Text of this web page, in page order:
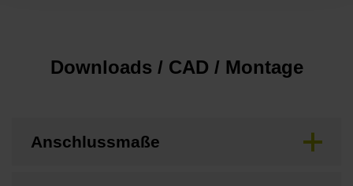
Downloads / CAD / Montage
Anschlussmaße